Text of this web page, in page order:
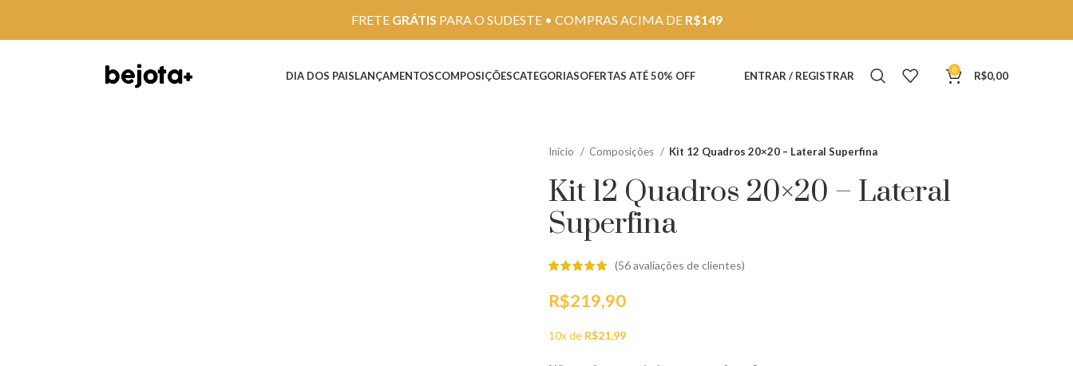
DIA DOS PAISLANÇAMENTOSCOMPOSIÇÕESCATEGORIASOFERTAS ATÉ 50% OFF ENTRAR / REGISTRAR 0 R$0,00
Início Composições Kit 12 Quadros 20×20 – Lateral Superfina
Kit 12 Quadros 20×20 – Lateral
Superfina
(56avaliações de clientes)
R$219,90
10x de R$21,99
FRETE GRÁTIS PARA O SUDESTE • COMPRAS ACIMA DE R$149